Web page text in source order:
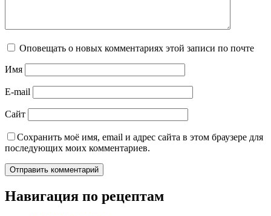
Оповещать о новых комментариях этой записи по почте
Имя
E-mail
Сайт
Сохранить моё имя, email и адрес сайта в этом браузере для
последующих моих комментариев.
Навигация по рецептам